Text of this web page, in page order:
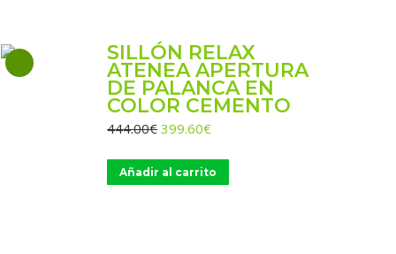
SILLÓN RELAX
ATENEA APERTURA
DE PALANCA EN
COLOR CEMENTO
444.00€ El
original
era:
399.60€El
actual
es:
Añadir al carrito